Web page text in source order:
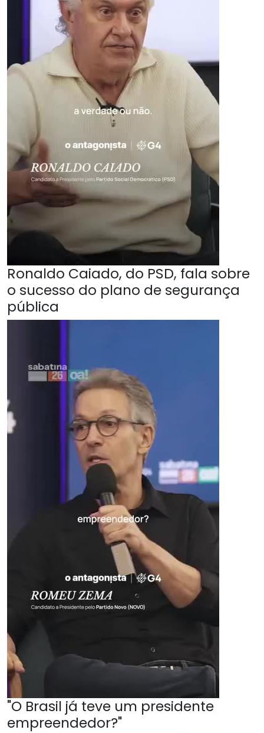
Ronaldo Caiado, do PSD, fala sobre
o sucesso do plano de segurança
pública
"O Brasil já teve um presidente
empreendedor?"